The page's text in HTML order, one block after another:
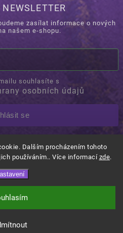
Dalším procházením tohoto
používáním.. Více informací zde.
NEWSLETTER
zasílat informace o nových
našem e-shopu.
osobních údajů
se
. Všechna práva vyhrazena.
| DesignShoptak.cz.